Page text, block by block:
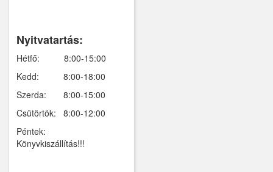
Kőröstetétlen
Kóspallag
Leányfalu
Letkés
Nyitvatartás:
Hétfő: 8:00-15:00
Kedd: 8:00-18:00
Szerda: 8:00-15:00
Csütörtök: 8:00-12:00
Péntek:
Könyvkiszállítás!!!